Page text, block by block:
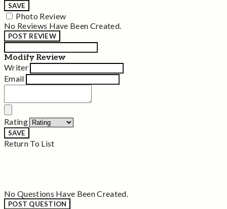
SAVE
Photo Review
No Reviews Have Been Created.
POST REVIEW
Modify Review
Writer
Email
Rating
SAVE
Return To List
No Questions Have Been Created.
POST QUESTION